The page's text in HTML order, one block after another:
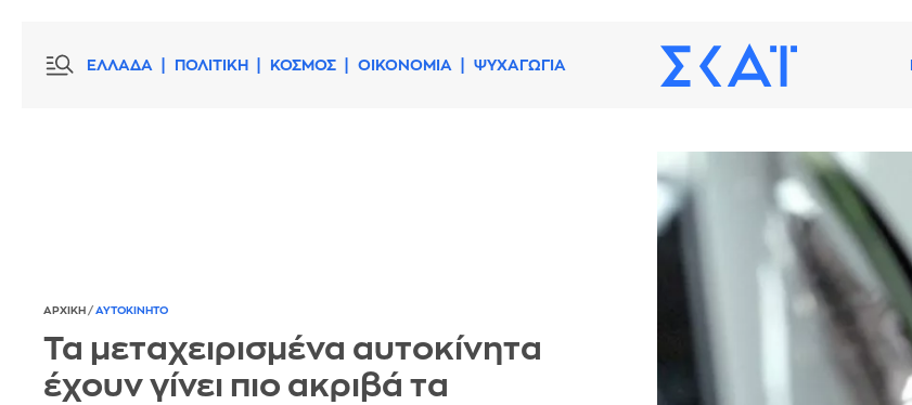
ΕΛΛΑΔΑ ΠΟΛΙΤΙΚΗ ΚΟΣΜΟΣ ΟΙΚΟΝΟΜΙΑ ΨΥΧΑΓΩΓΙΑ
ΑΡΧΙΚΗ / ΑΥΤΟΚΙΝΗΤΟ
Τα μεταχειρισμένα αυτοκίνητα
έχουν γίνει πιο ακριβά τα